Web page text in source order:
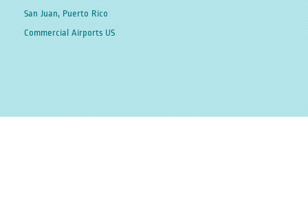
San Juan, Puerto Rico
Commercial Airports US